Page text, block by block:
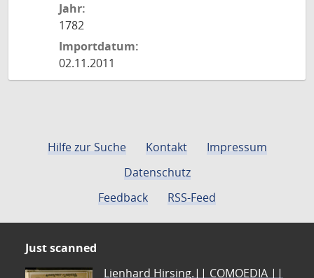
Jahr:
1782
Importdatum:
02.11.2011
Hilfe zur Suche Kontakt
Impressum
Datenschutz
Feedback
RSS-Feed
Just scanned
Lienhard Hirsing.|| COMOEDIA ||